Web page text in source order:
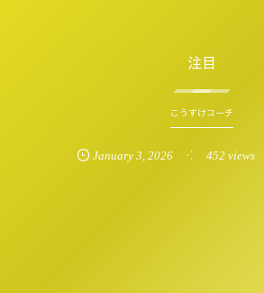
注目
こうすけコーチ
January 3,2026 452 views